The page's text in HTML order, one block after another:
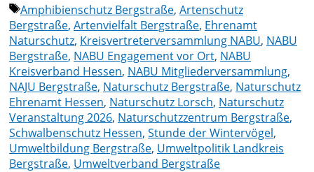
Schlagwörter
Amphibienschutz Bergstraße, Artenschutz
Bergstraße, Artenvielfalt Bergstraße, Ehrenamt
Naturschutz, Kreisvertreterversammlung NABU, NABU
Bergstraße, NABU Engagement vor Ort, NABU
Kreisverband Hessen, NABU Mitgliederversammlung,
NAJU Bergstraße, Naturschutz Bergstraße, Naturschutz
Ehrenamt Hessen, Naturschutz Lorsch, Naturschutz
Veranstaltung 2026, Naturschutzzentrum Bergstraße,
Schwalbenschutz Hessen, Stunde der Wintervögel,
Umweltbildung Bergstraße, Umweltpolitik Landkreis
Bergstraße, Umweltverband Bergstraße